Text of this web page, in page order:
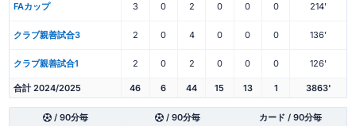
FAカップ 3 0 2 0 0 0 214'
クラブ親善試合3 2 0 4 0 0 0 136'
クラブ親善試合1 2 0 2 0 0 0 126'
合計 2024/2025 46 6 44 15 13 1 3863'
/ 90分毎 / 90分毎 カード / 90分毎